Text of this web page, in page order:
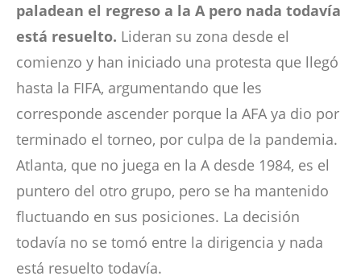
paladean el regreso a la A pero nada todavía
está resuelto. Lideran su zona desde el
comienzo y han iniciado una protesta que llegó
hasta la FIFA, argumentando que les
corresponde ascender porque la AFA ya dio por
terminado el torneo, por culpa de la pandemia.
Atlanta, que no juega en la A desde 1984, es el
puntero del otro grupo, pero se ha mantenido
fluctuando en sus posiciones. La decisión
todavía no se tomó entre la dirigencia y nada
está resuelto todavía.